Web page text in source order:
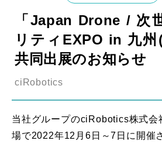
「Japan Drone / 次
リティEXPO in 九州(
共同出展のお知らせ
ciRobotics
当社グループのciRobotics株式会
場で2022年12月6日～7日に開催